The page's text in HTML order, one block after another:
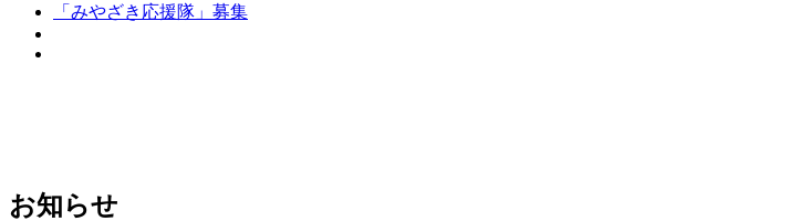
「みやざき応援隊」募集
お知らせ